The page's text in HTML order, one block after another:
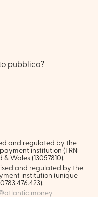
pubblica?
and regulated by the
institution (FRN:
Wales (13057810).
and regulated by the
institution (unique